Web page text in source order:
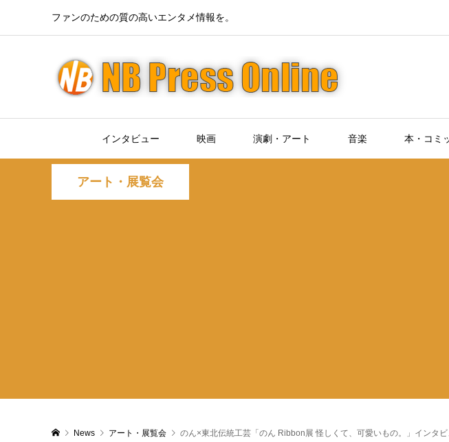
ファンのための質の高いエンタメ情報を。
インタビュー 映画 演劇・アート 音楽 本・コミ
アート・展覧会
News アート・展覧会 のん×東北伝統工芸「のん Ribbon展 怪しくて、可愛いもの。」インタ